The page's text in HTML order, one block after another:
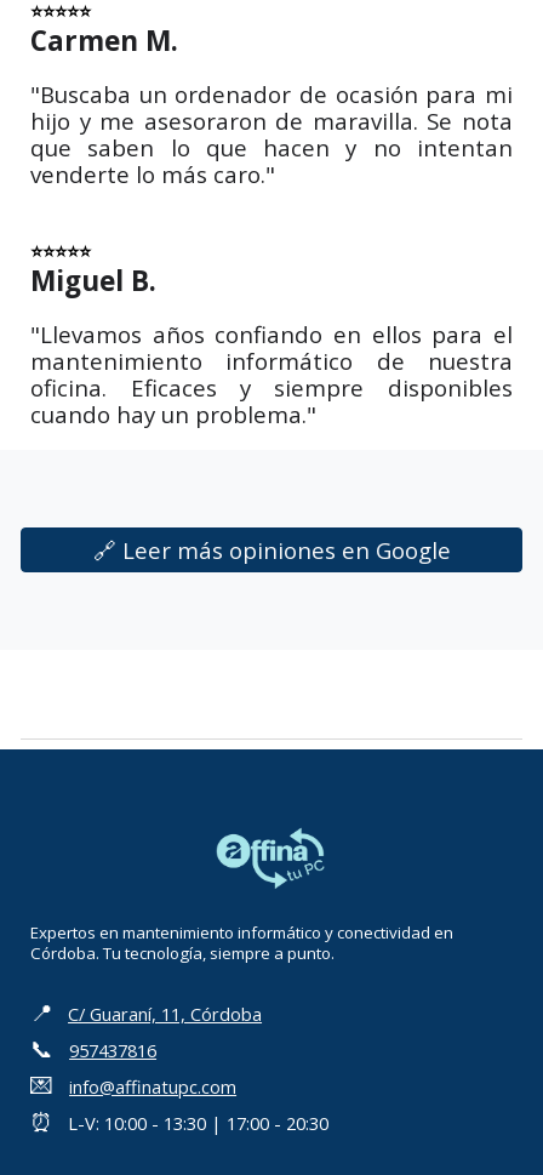
⭐⭐⭐⭐⭐
Carmen M.
"Buscaba un ordenador de ocasión para mi
hijo y me asesoraron de maravilla. Se nota
que saben lo que hacen y no intentan
venderte lo más caro."
⭐⭐⭐⭐⭐
Miguel B.
"Llevamos años confiando en ellos para el
mantenimiento informático de nuestra
oficina. Eficaces y siempre disponibles
cuando hay un problema."
🔗 Leer más opiniones en Google
Expertos en mantenimiento informático y conectividad en
Córdoba. Tu tecnología, siempre a punto.
📍 C/ Guaraní, 11, Córdoba
📞 957437816
💌 info@affinatupc.com
⏰ L-V: 10:00 - 13:30 | 17:00 - 20:30